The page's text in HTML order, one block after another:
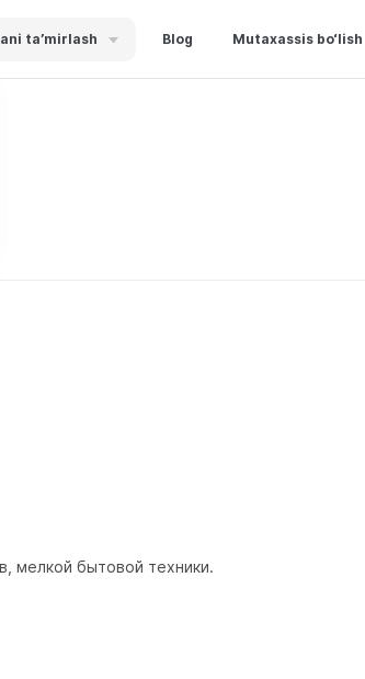
ta’mirlash Blog Mutaxassis bo‘lish
мелкой бытовой техники.